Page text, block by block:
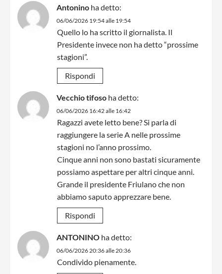
Antonino ha detto:
06/06/2026 19:54 alle 19:54
Quello lo ha scritto il giornalista. Il
Presidente invece non ha detto “prossime
stagioni”.
Rispondi
Vecchio tifoso ha detto:
06/06/2026 16:42 alle 16:42
Ragazzi avete letto bene? Si parla di
raggiungere la serie A nelle prossime
stagioni no l’anno prossimo.
Cinque anni non sono bastati sicuramente
possiamo aspettare per altri cinque anni.
Grande il presidente Friulano che non
abbiamo saputo apprezzare bene.
Rispondi
ANTONINO ha detto:
06/06/2026 20:36 alle 20:36
Condivido pienamente.